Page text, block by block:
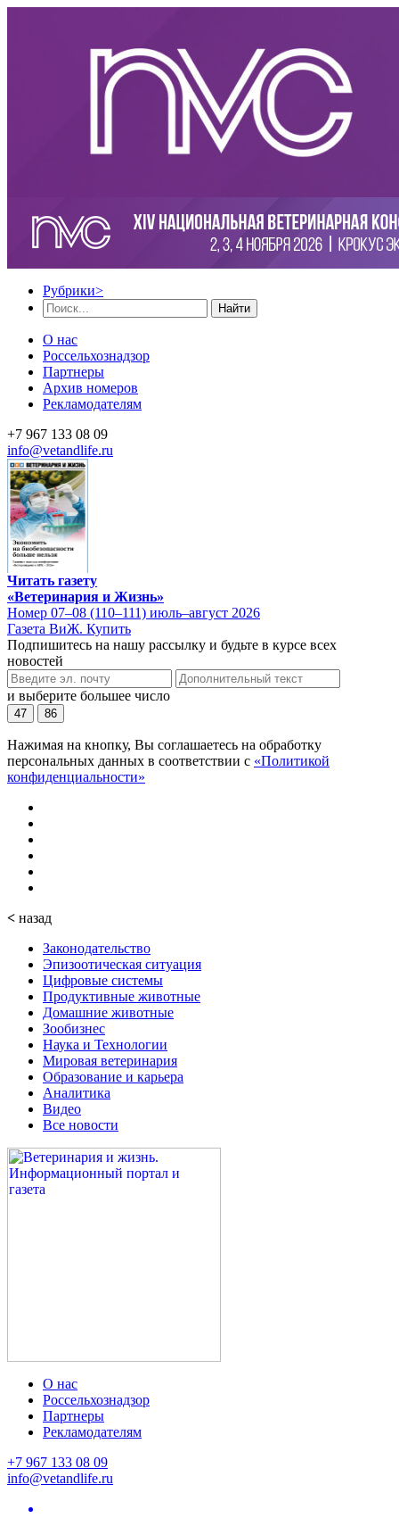
Рубрики>
Найти
О нас
Россельхознадзор
Партнеры
Архив номеров
Рекламодателям
+7 967 133 08 09
info@vetandlife.ru
Читать газету
«Ветеринария и Жизнь»
Номер 07–08 (110–111) июль–август 2026
Газета ВиЖ. Купить
Подпишитесь на нашу рассылку и будьте в курсе всех
новостей
и выберите большее число
47 86
Нажимая на кнопку, Вы соглашаетесь на обработку
персональных данных в соответствии с «Политикой
конфиденциальности»
< назад
Законодательство
Эпизоотическая ситуация
Цифровые системы
Продуктивные животные
Домашние животные
Зообизнес
Наука и Технологии
Мировая ветеринария
Образование и карьера
Аналитика
Видео
Все новости
О нас
Россельхознадзор
Партнеры
Рекламодателям
+7 967 133 08 09
info@vetandlife.ru